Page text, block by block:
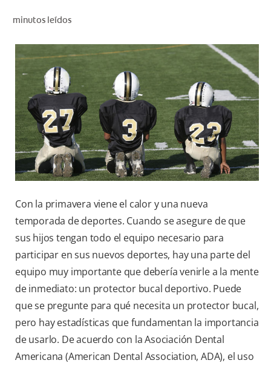
PROMOCIONES
NI (ES)
SUSCRÍBASE
minutos leídos
Con la primavera viene el calor y una nueva
temporada de deportes. Cuando se asegure de que
sus hijos tengan todo el equipo necesario para
participar en sus nuevos deportes, hay una parte del
equipo muy importante que debería venirle a la mente
de inmediato: un protector bucal deportivo. Puede
que se pregunte para qué necesita un protector bucal,
pero hay estadísticas que fundamentan la importancia
de usarlo. De acuerdo con la Asociación Dental
Americana (American Dental Association, ADA), el uso